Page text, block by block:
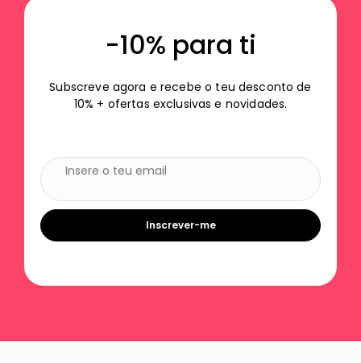
-10% para ti
Subscreve agora e recebe o teu desconto de
10% + ofertas exclusivas e novidades.
Inscrever-me